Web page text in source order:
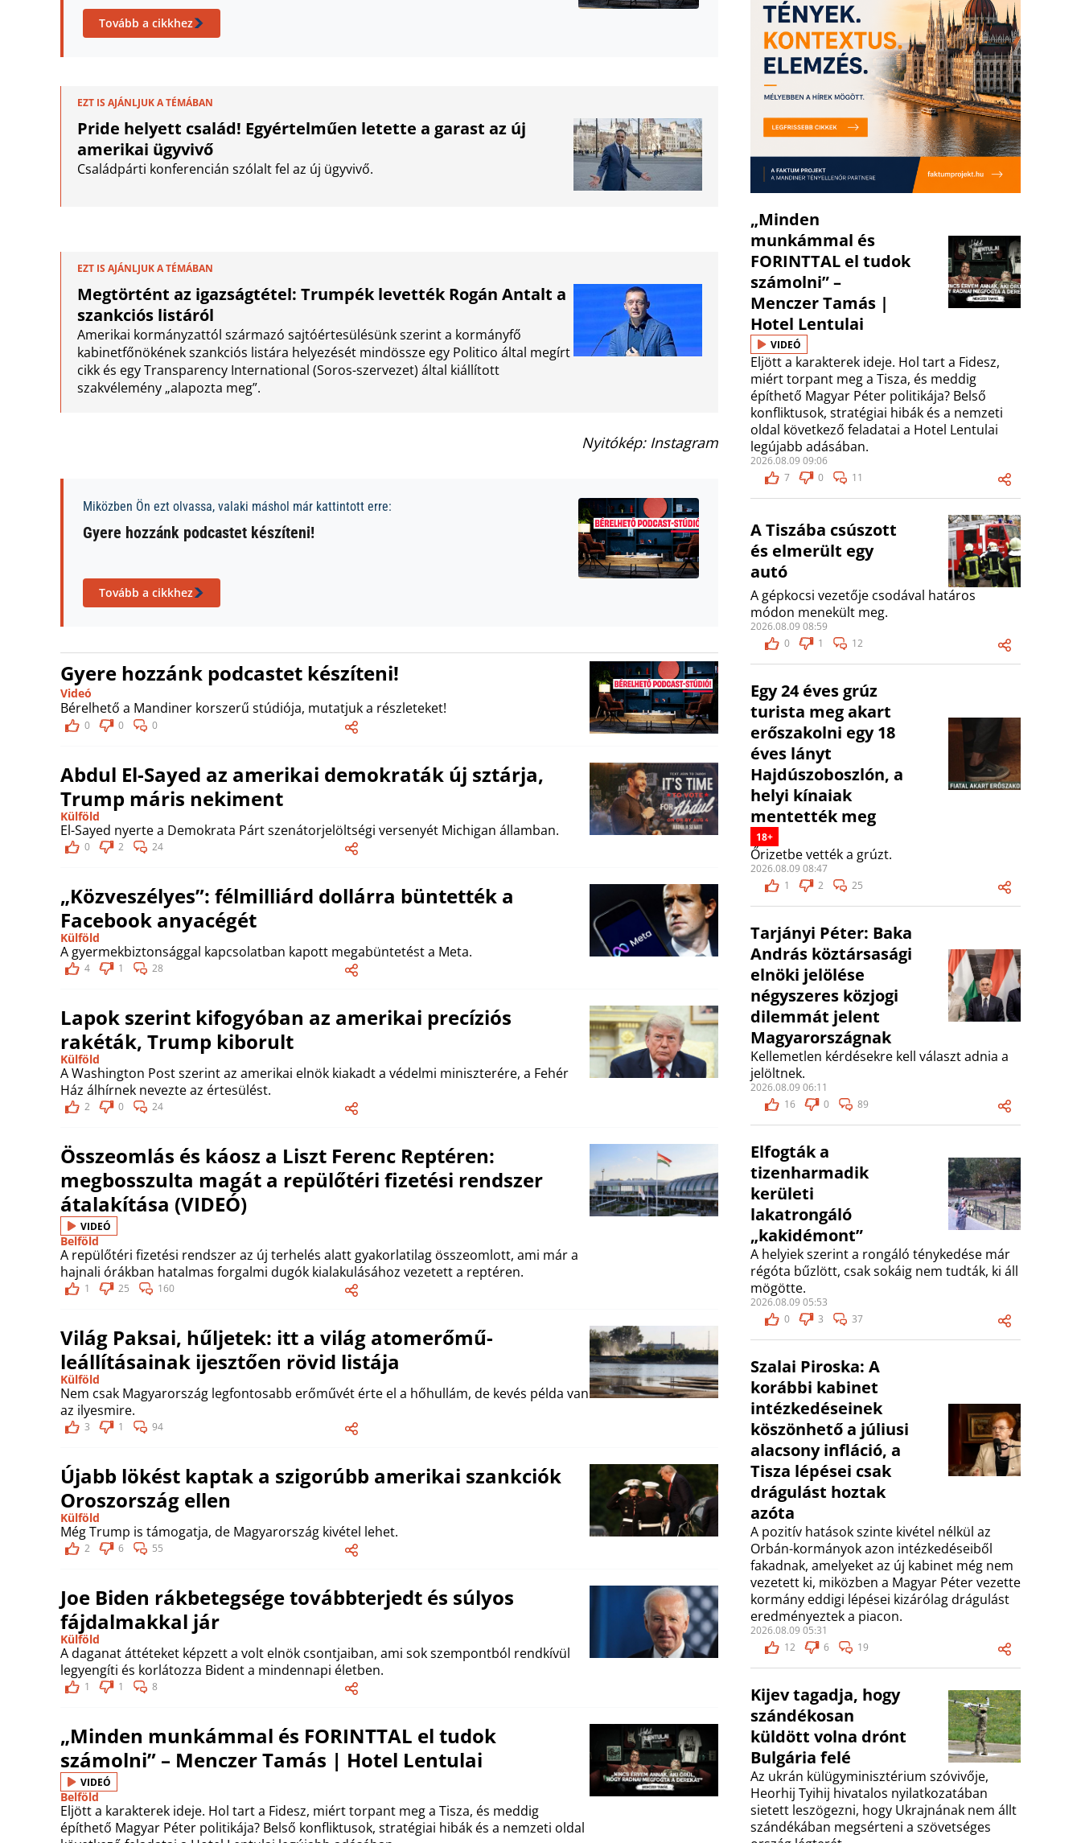
Tovább a cikkhez
EZT IS AJÁNLJUK A TÉMÁBAN
Pride helyett család! Egyértelműen letette a garast az új
amerikai ügyvivő
Családpárti konferencián szólalt fel az új ügyvivő.
EZT IS AJÁNLJUK A TÉMÁBAN
Megtörtént az igazságtétel: Trumpék levették Rogán Antalt a
szankciós listáról
Amerikai kormányzattól származó sajtóértesülésünk szerint a kormányfő
kabinetfőnökének szankciós listára helyezését mindössze egy Politico által megírt
cikk és egy Transparency International (Soros-szervezet) által kiállított
szakvélemény „alapozta meg”.
Nyitókép: Instagram
Miközben Ön ezt olvassa, valaki máshol már kattintott erre:
Gyere hozzánk podcastet készíteni!
Tovább a cikkhez
Gyere hozzánk podcastet készíteni!
Videó
Bérelhető a Mandiner korszerű stúdiója, mutatjuk a részleteket!
0 0 0
Abdul El-Sayed az amerikai demokraták új sztárja,
Trump máris nekiment
Külföld
El-Sayed nyerte a Demokrata Párt szenátorjelöltségi versenyét Michigan államban.
0 2 24
„Közveszélyes”: félmilliárd dollárra büntették a
Facebook anyacégét
Külföld
A gyermekbiztonsággal kapcsolatban kapott megabüntetést a Meta.
4 1 28
Lapok szerint kifogyóban az amerikai precíziós
rakéták, Trump kiborult
Külföld
A Washington Post szerint az amerikai elnök kiakadt a védelmi miniszterére, a Fehér
Ház álhírnek nevezte az értesülést.
2 0 24
Összeomlás és káosz a Liszt Ferenc Reptéren:
megbosszulta magát a repülőtéri fizetési rendszer
átalakítása (VIDEÓ)
VIDEÓ
Belföld
A repülőtéri fizetési rendszer az új terhelés alatt gyakorlatilag összeomlott, ami már a
hajnali órákban hatalmas forgalmi dugók kialakulásához vezetett a reptéren.
1 25 160
Világ Paksai, hűljetek: itt a világ atomerőmű-
leállításainak ijesztően rövid listája
Külföld
Nem csak Magyarország legfontosabb erőművét érte el a hőhullám, de kevés példa van
az ilyesmire.
3 1 94
Újabb lökést kaptak a szigorúbb amerikai szankciók
Oroszország ellen
Külföld
Még Trump is támogatja, de Magyarország kivétel lehet.
2 6 55
Joe Biden rákbetegsége továbbterjedt és súlyos
fájdalmakkal jár
Külföld
A daganat áttéteket képzett a volt elnök csontjaiban, ami sok szempontból rendkívül
legyengíti és korlátozza Bident a mindennapi életben.
1 1 8
„Minden munkámmal és FORINTTAL el tudok
számolni” – Menczer Tamás | Hotel Lentulai
VIDEÓ
Belföld
Eljött a karakterek ideje. Hol tart a Fidesz, miért torpant meg a Tisza, és meddig
építhető Magyar Péter politikája? Belső konfliktusok, stratégiai hibák és a nemzeti oldal
„Minden
munkámmal és
FORINTTAL el tudok
számolni” –
Menczer Tamás |
Hotel Lentulai
VIDEÓ
Eljött a karakterek ideje. Hol tart a Fidesz,
miért torpant meg a Tisza, és meddig
építhető Magyar Péter politikája? Belső
konfliktusok, stratégiai hibák és a nemzeti
oldal következő feladatai a Hotel Lentulai
legújabb adásában.
2026.08.09 09:06
7
0 11
A Tiszába csúszott
és elmerült egy
autó
A gépkocsi vezetője csodával határos
módon menekült meg.
2026.08.09 08:59
0
1 12
Egy 24 éves grúz
turista meg akart
erőszakolni egy 18
éves lányt
Hajdúszoboszlón, a
helyi kínaiak
mentették meg
18+
Őrizetbe vették a grúzt.
2026.08.09 08:47
1
2 25
Tarjányi Péter: Baka
András köztársasági
elnöki jelölése
négyszeres közjogi
dilemmát jelent
Magyarországnak
Kellemetlen kérdésekre kell választ adnia a
jelöltnek.
2026.08.09 06:11
16
0 89
Elfogták a
tizenharmadik
kerületi
lakatrongáló
„kakidémont”
A helyiek szerint a rongáló ténykedése már
régóta bűzlött, csak sokáig nem tudták, ki áll
mögötte.
2026.08.09 05:53
0
3 37
Szalai Piroska: A
korábbi kabinet
intézkedéseinek
köszönhető a júliusi
alacsony infláció, a
Tisza lépései csak
drágulást hoztak
azóta
A pozitív hatások szinte kivétel nélkül az
Orbán-kormányok azon intézkedéseiből
fakadnak, amelyeket az új kabinet még nem
vezetett ki, miközben a Magyar Péter vezette
kormány eddigi lépései kizárólag drágulást
eredményeztek a piacon.
2026.08.09 05:31
12
6 19
Kijev tagadja, hogy
szándékosan
küldött volna drónt
Bulgária felé
Az ukrán külügyminisztérium szóvivője,
Heorhij Tyihij hivatalos nyilatkozatában
sietett leszögezni, hogy Ukrajnának nem állt
szándékában megsérteni a szövetséges